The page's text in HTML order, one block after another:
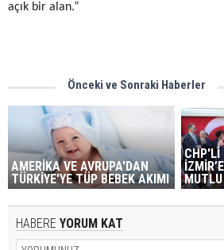
açık bir alan.”
Önceki ve Sonraki Haberler
AMERİKA VE AVRUPA'DAN
TÜRKİYE'YE TÜP BEBEK AKIMI
CHP'Lİ
HABERE YORUM KAT